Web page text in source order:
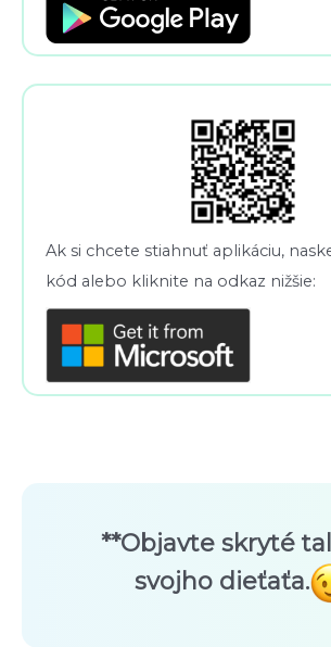
Ak si chcete stiahnuť aplikáciu,
kód alebo kliknite na odkaz nižšie:
**Objavte skryté
svojho dieťaťa.